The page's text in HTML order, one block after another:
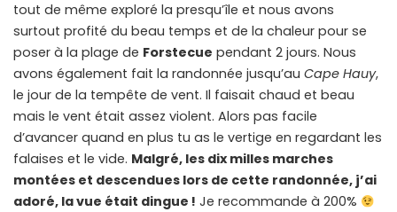
tout de même exploré la presqu’île et nous avons
surtout profité du beau temps et de la chaleur pour se
poser à la plage de Forstecue pendant 2 jours. Nous
avons également fait la randonnée jusqu’au Cape Hauy,
le jour de la tempête de vent. Il faisait chaud et beau
mais le vent était assez violent. Alors pas facile
d’avancer quand en plus tu as le vertige en regardant les
falaises et le vide. Malgré, les dix milles marches
montées et descendues lors de cette randonnée, j’ai
adoré, la vue était dingue ! Je recommande à 200%